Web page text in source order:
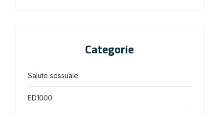
Categorie
Salute sessuale
ED1000